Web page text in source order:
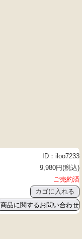
ID：iloo7233
9,980円(税込)
ご売約済
商品に関するお問い合わせ